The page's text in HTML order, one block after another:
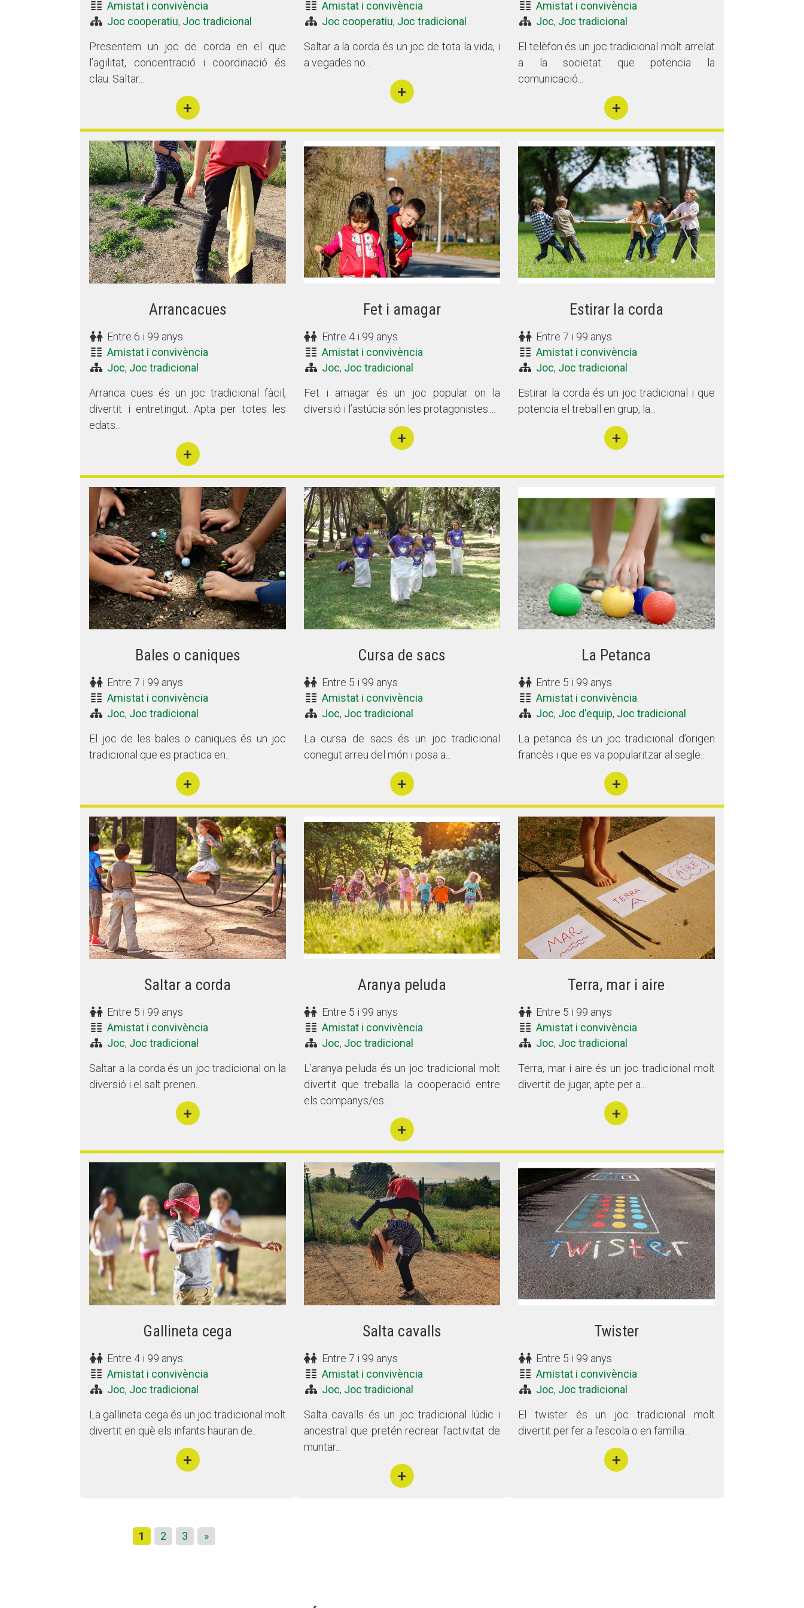
Amistat i convivència
Joc cooperatiu, Joc tradicional
Presentem un joc de corda en el que
l’agilitat, concentració i coordinació és
clau. Saltar...
+
Amistat i convivència
Joc cooperatiu, Joc tradicional
Saltar a la corda és un joc de tota la vida, i
a vegades no...
+
Amistat i convivència
Joc, Joc tradicional
El telèfon és un joc tradicional molt arrelat
a la societat que potencia la
comunicació...
+
Arrancacues
Entre 6 i 99 anys
Amistat i convivència
Joc, Joc tradicional
Arranca cues és un joc tradicional fàcil,
divertit i entretingut. Apta per totes les
edats...
+
Fet i amagar
Entre 4 i 99 anys
Amistat i convivència
Joc, Joc tradicional
Fet i amagar és un joc popular on la
diversió i l’astúcia són les protagonistes....
+
Estirar la corda
Entre 7 i 99 anys
Amistat i convivència
Joc, Joc tradicional
Estirar la corda és un joc tradicional i que
potencia el treball en grup, la...
+
Bales o caniques
Entre 7 i 99 anys
Amistat i convivència
Joc, Joc tradicional
El joc de les bales o caniques és un joc
tradicional que es practica en...
+
Cursa de sacs
Entre 5 i 99 anys
Amistat i convivència
Joc, Joc tradicional
La cursa de sacs és un joc tradicional
conegut arreu del món i posa a...
+
La Petanca
Entre 5 i 99 anys
Amistat i convivència
Joc, Joc d'equip, Joc tradicional
La petanca és un joc tradicional d’origen
francès i que es va popularitzar al segle...
+
Saltar a corda
Entre 5 i 99 anys
Amistat i convivència
Joc, Joc tradicional
Saltar a la corda és un joc tradicional on la
diversió i el salt prenen...
+
Aranya peluda
Entre 5 i 99 anys
Amistat i convivència
Joc, Joc tradicional
L’aranya peluda és un joc tradicional molt
divertit que treballa la cooperació entre
els companys/es...
+
Terra, mar i aire
Entre 5 i 99 anys
Amistat i convivència
Joc, Joc tradicional
Terra, mar i aire és un joc tradicional molt
divertit de jugar, apte per a...
+
Gallineta cega
Entre 4 i 99 anys
Amistat i convivència
Joc, Joc tradicional
La gallineta cega és un joc tradicional molt
divertit en què els infants hauran de...
+
Salta cavalls
Entre 7 i 99 anys
Amistat i convivència
Joc, Joc tradicional
Salta cavalls és un joc tradicional lúdic i
ancestral que pretén recrear l’activitat de
muntar...
+
Twister
Entre 5 i 99 anys
Amistat i convivència
Joc, Joc tradicional
El twister és un joc tradicional molt
divertit per fer a l’escola o en família...
+
1 2 3 »